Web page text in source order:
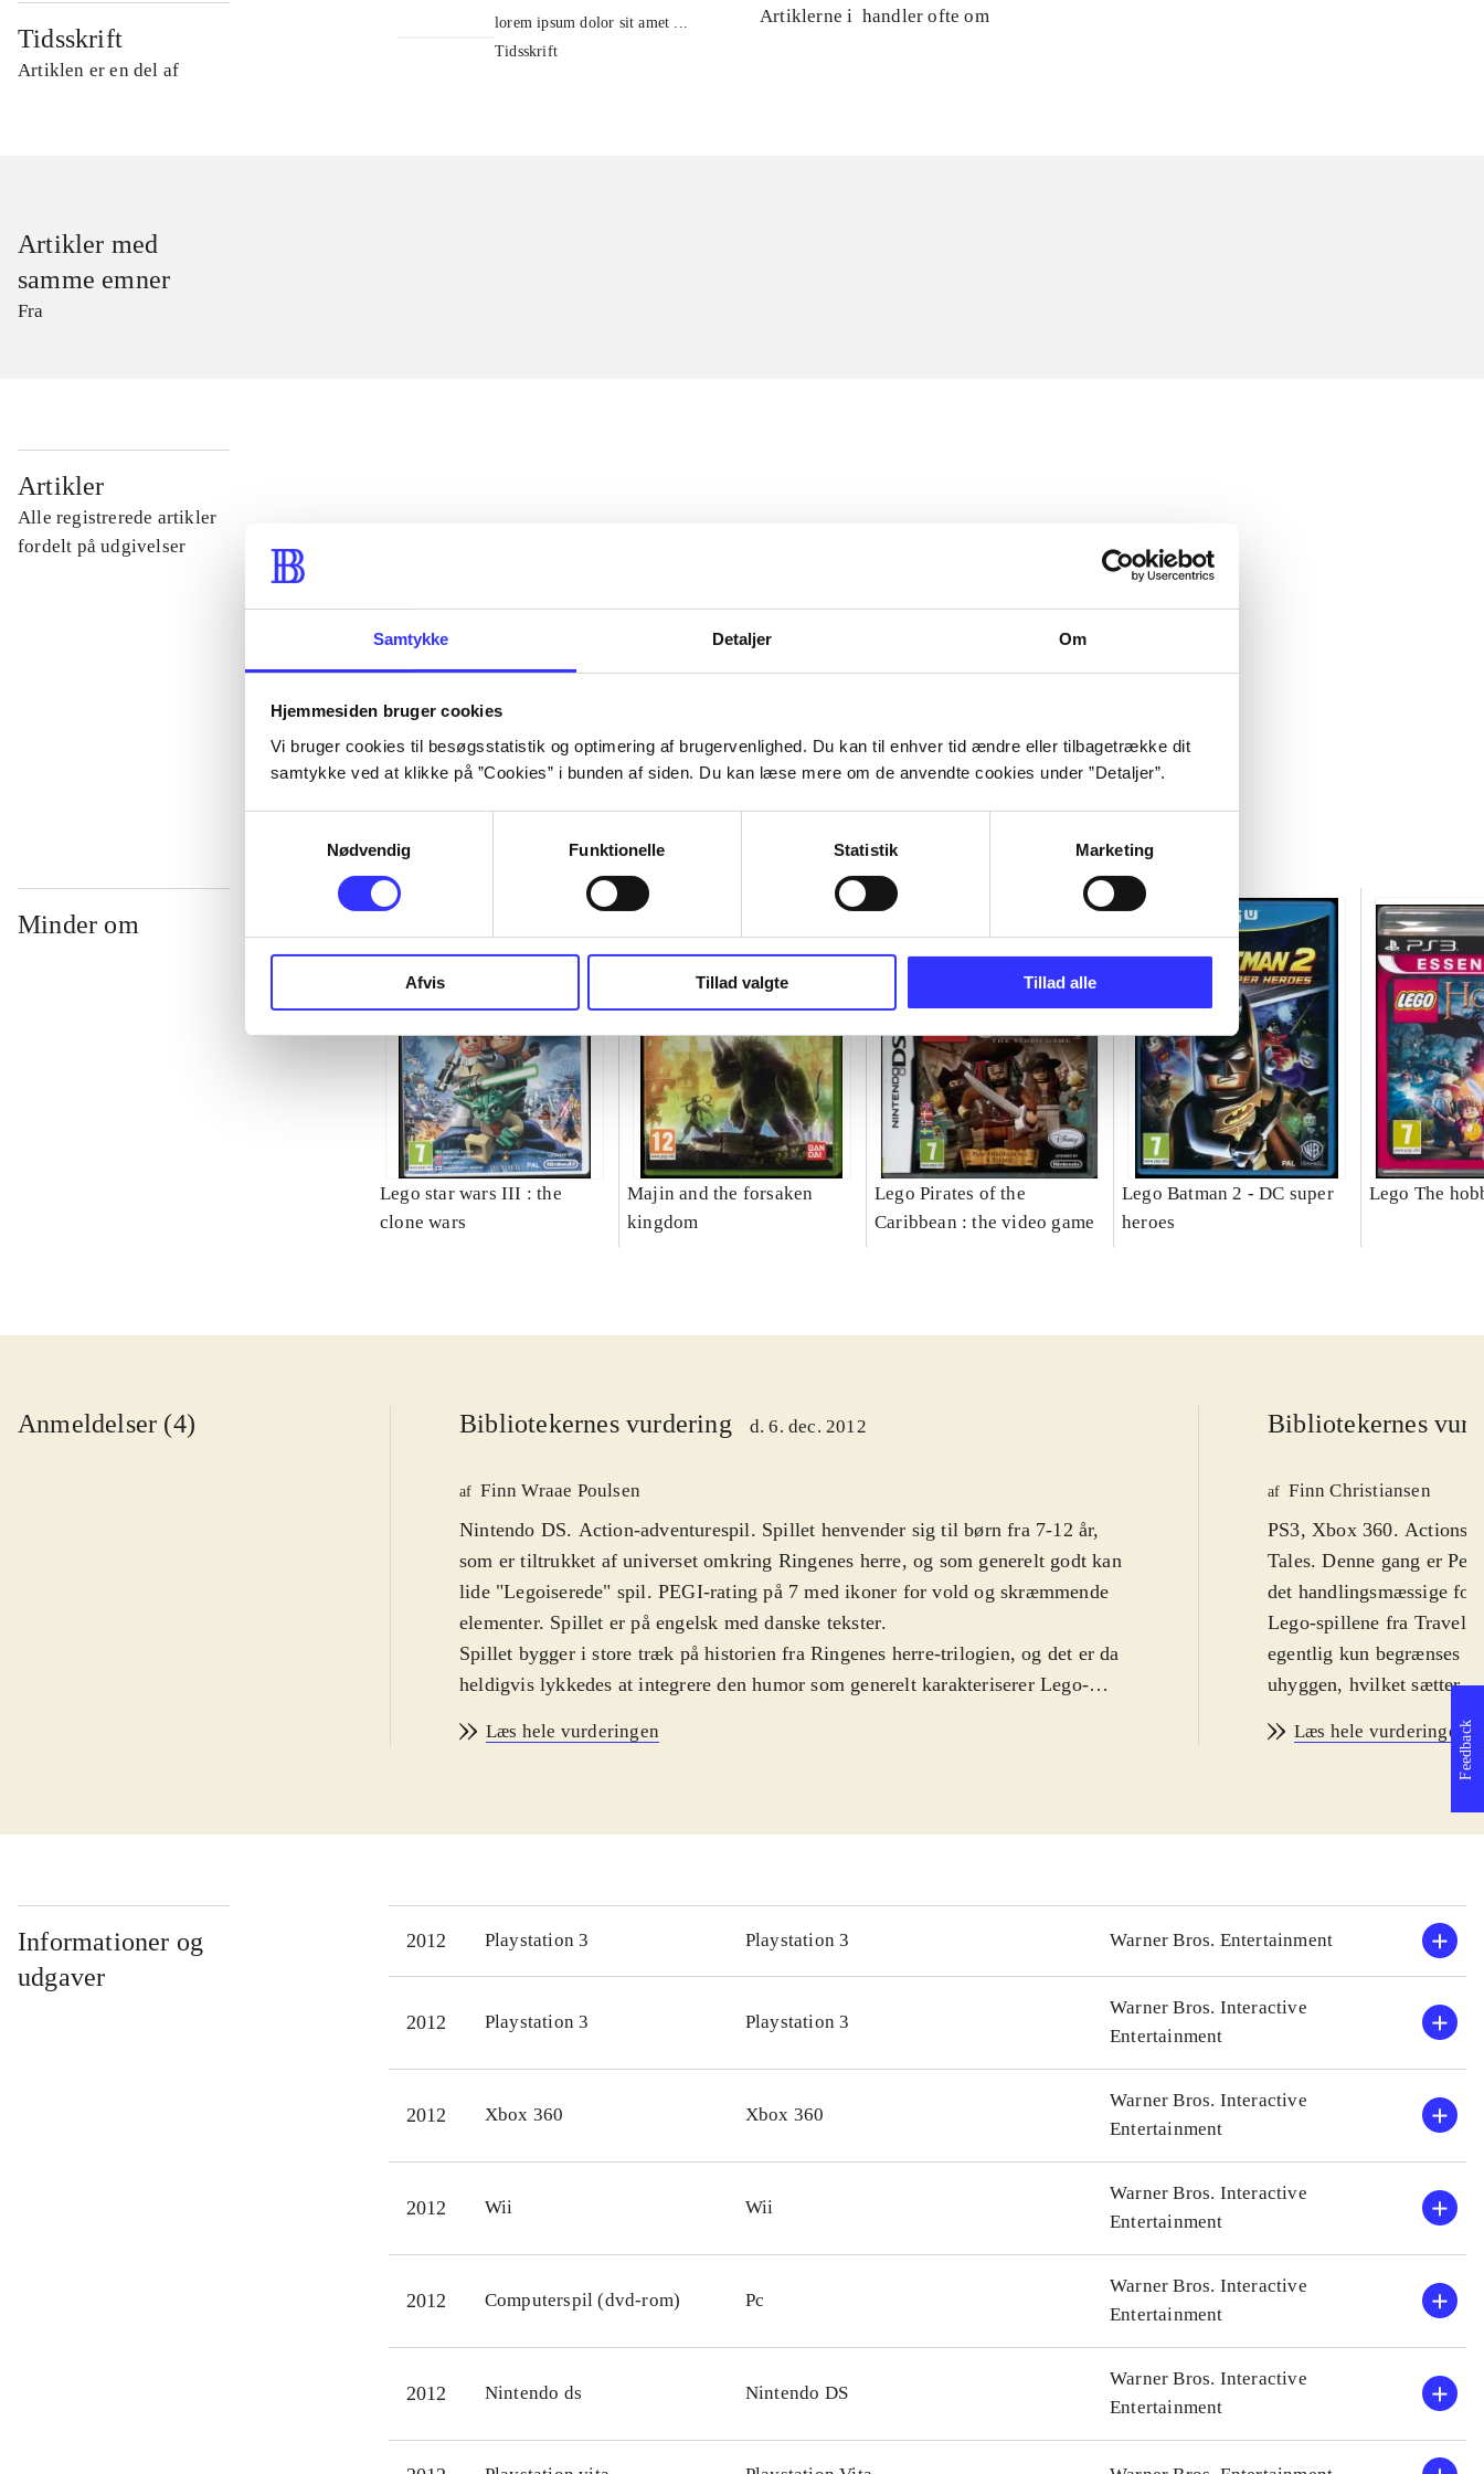
Samtykke Detaljer Om
Hjemmesiden bruger cookies
Vi bruger cookies til besøgsstatistik og optimering af brugervenlighed. Du kan til enhver tid ændre eller tilbagetrække dit
samtykke ved at klikke på ”Cookies” i bunden af siden. Du kan læse mere om de anvendte cookies under ”Detaljer”.
Nødvendig
Funktionelle Statistik Marketing
Afvis Tillad valgte Tillad alle
Tidsskrift
Artiklen er en del af
lorem ipsum dolor sit amet ...
Tidsskrift
Artiklerne i handler ofte om
Artikler med
samme emner
Fra
Artikler
Alle registrerede artikler
fordelt på udgivelser
...
...
Minder om
Lego star wars III : the
clone wars
Majin and the forsaken
kingdom
Lego Pirates of the
Caribbean : the video game
Lego Batman 2 - DC super
heroes
Lego The
Anmeldelser (4) Bibliotekernes vurdering d. 6. dec. 2012
af Finn Wraae Poulsen
Nintendo DS. Action-adventurespil. Spillet henvender sig til børn fra 7-12 år,
som er tiltrukket af universet omkring Ringenes herre, og som generelt godt kan
lide "Legoiserede" spil. PEGI-rating på 7 med ikoner for vold og skræmmende
elementer. Spillet er på engelsk med danske tekster.
Spillet bygger i store træk på historien fra Ringenes herre-trilogien, og det er da
heldigvis lykkedes at integrere den humor som generelt karakteriserer Lego-
som rummer mange spændende dueller med mørkets skabninger. Man får
ligesom der også er adgang til at spille et utal af talende karakterer fra universet.
filmene. Under spillet skal der indsamles Lego-sten som kan bruges til fx at
købe magiske genstande. Gameplay er relativt hurtigt indlært, men byder
og Lego Pirates of the Caribbean
mange timers god underholdning til en bred målgruppe, og er efter min mening
Læs hele vurderingen
Bibliotekernes
af Finn Christiansen
PS3, Xbox 360.
Tales. Denne gang er
det handlingsmæssige
Lego-spillene fra
egentlig kun begrænses
uhyggen, hvilket sætter
fra filmene er på
PEGI: 7 samt ikoner for
Spillet følger filmenes
hvor ringen skal
for action, puzzles og
man mithril-klodser og
er der over 80 figurer
man gennemføre spillet
Alle de forrige Lego-spil
I mine øjne er dette det
Læs hele vurderingen
Informationer og
udgaver
2012 Playstation 3 Playstation 3 Warner Bros. Entertainment
2012 Playstation 3 Playstation 3
Warner Bros. Interactive
Entertainment
2012 Xbox 360 Xbox 360
Warner Bros. Interactive
Entertainment
2012 Wii Wii
Warner Bros. Interactive
Entertainment
2012 Computerspil (dvd-rom) Pc
Warner Bros. Interactive
Entertainment
2012 Nintendo ds Nintendo DS
Warner Bros. Interactive
Entertainment
Feedback